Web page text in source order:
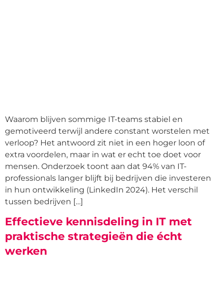
Waarom blijven sommige IT-teams stabiel en
gemotiveerd terwijl andere constant worstelen met
verloop? Het antwoord zit niet in een hoger loon of
extra voordelen, maar in wat er echt toe doet voor
mensen. Onderzoek toont aan dat 94% van IT-
professionals langer blijft bij bedrijven die investeren
in hun ontwikkeling (LinkedIn 2024). Het verschil
tussen bedrijven […]
Effectieve kennisdeling in IT met
praktische strategieën die écht
werken